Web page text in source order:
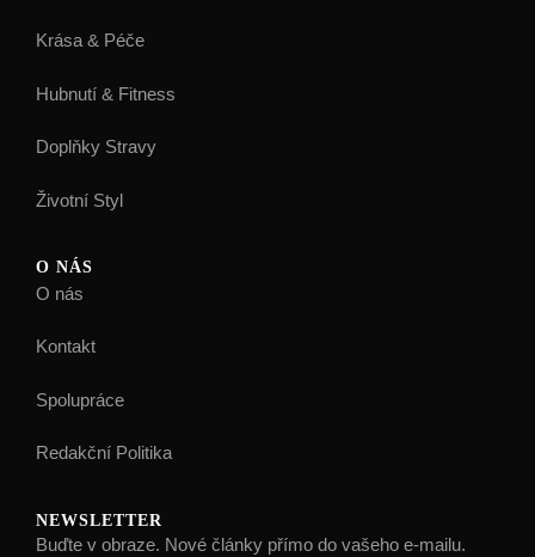
Krása & Péče
Hubnutí & Fitness
Doplňky Stravy
Životní Styl
O NÁS
O nás
Kontakt
Spolupráce
Redakční Politika
NEWSLETTER
Buďte v obraze. Nové články přímo do vašeho e-mailu.